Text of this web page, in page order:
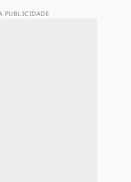
PUBLICIDADE